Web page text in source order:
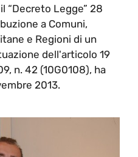
“Decreto Legge” 28
a Comuni,
e Regioni di un
dell'articolo 19
n. 42 (10G0108), ha
2013.